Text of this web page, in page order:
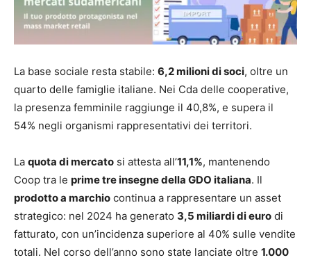
La base sociale resta stabile: 6,2 milioni di soci, oltre un
quarto delle famiglie italiane. Nei Cda delle cooperative,
la presenza femminile raggiunge il 40,8%, e supera il
54% negli organismi rappresentativi dei territori.
La quota di mercato si attesta all’11,1%, mantenendo
Coop tra le prime tre insegne della GDO italiana. Il
prodotto a marchio continua a rappresentare un asset
strategico: nel 2024 ha generato 3,5 miliardi di euro di
fatturato, con un’incidenza superiore al 40% sulle vendite
totali. Nel corso dell’anno sono state lanciate oltre 1.000